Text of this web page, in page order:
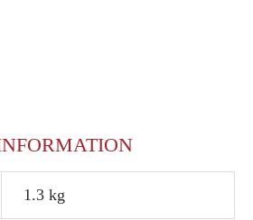
1.3 kg